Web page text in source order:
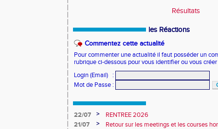
Résultats
les Réactions
Commentez cette actualité
Pour commenter une actualité il faut posséder un
rubrique ci-dessous pour vous identifier ou vous
Login (Email)
:
Mot de Passe :
22/07 >
RENTREE 2026
21/07
>
Retour sur les meetings et les courses